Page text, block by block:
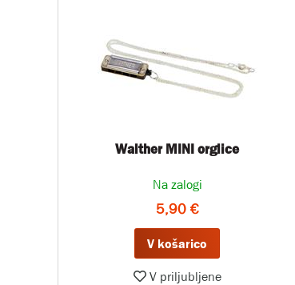
Walther MINI orglice
Na zalogi
5,90 €
V košarico
V priljubljene